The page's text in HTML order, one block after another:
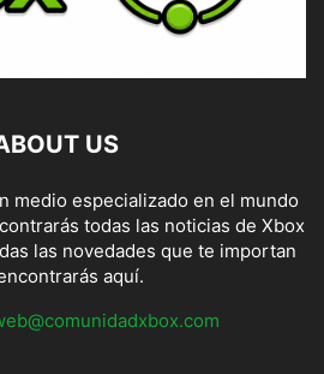
US
medio especializado en el mundo
todas las noticias de Xbox
las novedades que te importan
aquí.